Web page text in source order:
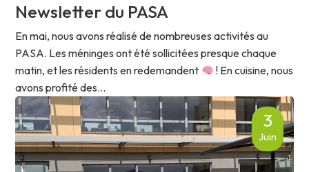
Newsletter du PASA
En mai, nous avons réalisé de nombreuses activités au
PASA. Les méninges ont été sollicitées presque chaque
matin, et les résidents en redemandent
! En cuisine, nous
avons profité des...
3
Juin